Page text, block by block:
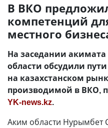
В ВКО
компетенций
местного
На заседании акимата
области обсудили
на казахстанском
производимой в ВКО,
YK-news.kz.
Аким области Нурымбет